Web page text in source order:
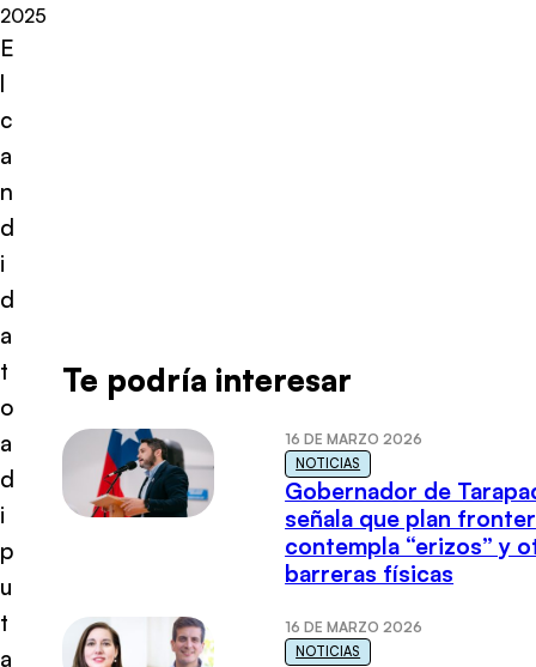
2025
E
l
c
a
n
d
i
d
a
t
o
a
d
i
p
u
t
a
Te podría interesar
16 DE MARZO 2026
NOTICIAS
Gobernador de
señala que plan
contempla “erizos” y
barreras físicas
16 DE MARZO 2026
NOTICIAS